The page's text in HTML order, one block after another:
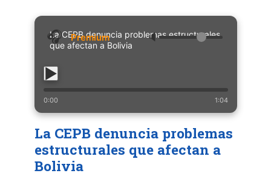
La CEPB denuncia problemas estructurales
que afectan a Bolivia
🔈
0:00 1:04
La CEPB denuncia problemas
estructurales que afectan a
Bolivia